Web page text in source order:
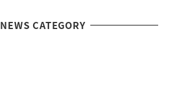
NEWS CATEGORY